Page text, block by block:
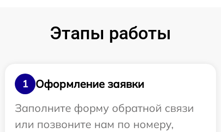
Этапы работы
1
Оформление заявки
Заполните форму обратной связи
или позвоните нам по номеру,